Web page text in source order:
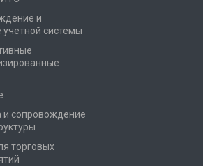
и
учетной системы
и сопровождение
торговых